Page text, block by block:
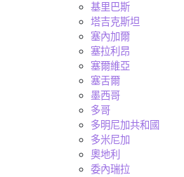
基里巴斯
塔吉克斯坦
塞內加爾
塞拉利昂
塞爾維亞
塞舌爾
墨西哥
多哥
多明尼加共和國
多米尼加
奧地利
委內瑞拉